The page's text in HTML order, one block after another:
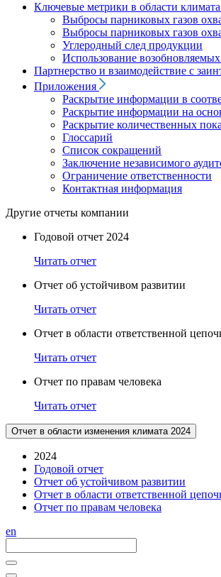
Ключевые метрики в области климата
Выбросы парниковых газов
Выбросы парниковых газов
Углеродный след продукции
Использование
Партнерство и взаимодействие с
Приложения
Раскрытие информации в
Раскрытие информации на
Раскрытие количественных
Глоссарий
Список сокращений
Заключение независимого
Ограничение ответственности
Контактная информация
Другие отчеты компании
Годовой отчет 2024
Читать отчет
Отчет об устойчивом развитии
Читать отчет
Отчет в области ответственной
Читать отчет
Отчет по правам человека
Читать отчет
Отчет в области изменения климата 2024
2024
Годовой отчет
Отчет об устойчивом развитии
Отчет в области ответственной
Отчет по правам человека
en